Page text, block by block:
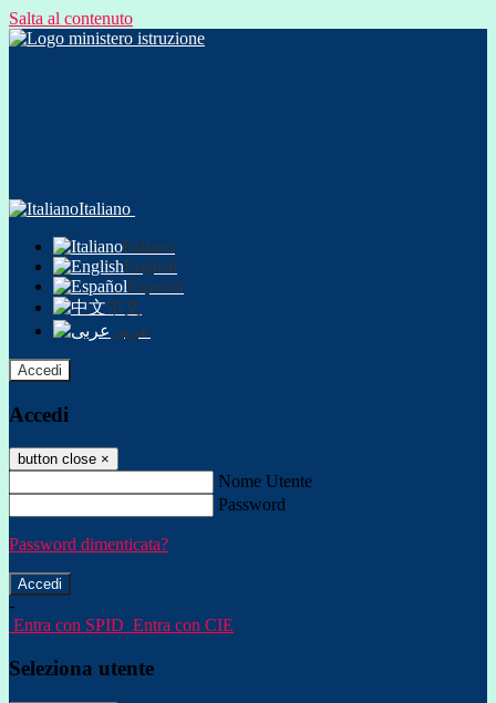
Salta al contenuto
Italiano
Italiano
English
Español
中文
عربى
Accedi
Accedi
button close ×
Nome Utente
Password
Password dimenticata?
-
Entra con SPID Entra con CIE
Seleziona utente